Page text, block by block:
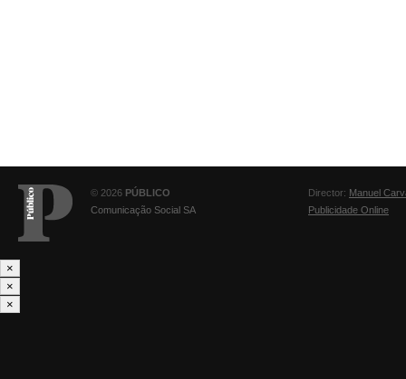
© 2026 PÚBLICO
Comunicação Social SA
Director: Manuel
Publicidade Online
×
×
×